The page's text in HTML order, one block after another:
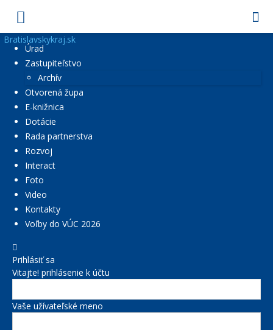
Bratislavskykraj.sk
Úrad
Zastupiteľstvo
Archív
Otvorená župa
E-knižnica
Dotácie
Rada partnerstva
Rozvoj
Interact
Foto
Video
Kontakty
Voľby do VÚC 2026
Prihlásiť sa
Vitajte! prihlásenie k účtu
Vaše užívateľské meno